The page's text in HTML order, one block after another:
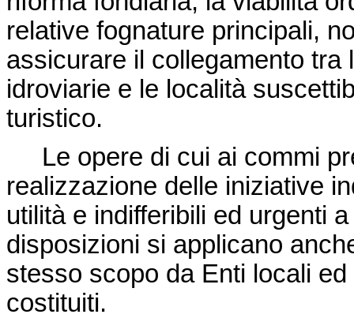
relative fognature principali,
assicurare il collegamento
idroviarie e le località
turistico.
Le opere di cui ai commi
realizzazione delle iniziative
utilità e indifferibili ed urgenti
disposizioni si applicano
stesso scopo da Enti locali
costituiti.